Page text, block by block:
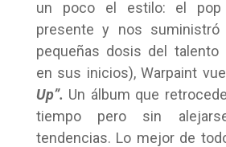
un poco el estilo: el
presente y nos suministró
pequeñas dosis del talento
en sus inicios), Warpaint
Up”. Un álbum que
tiempo pero sin
tendencias. Lo mejor de